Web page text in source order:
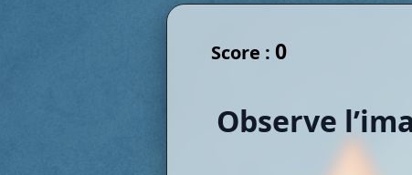
Score : 0
Observe